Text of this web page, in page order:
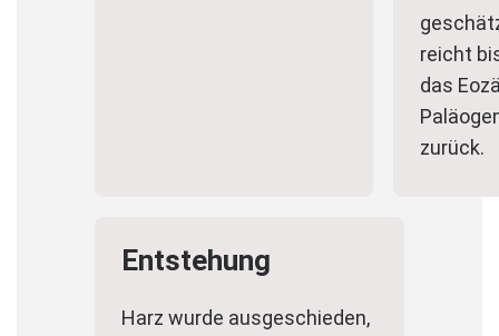
reicht
das
zurück.
Entstehung
Harz wurde ausgeschieden,